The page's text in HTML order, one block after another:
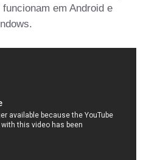
em Android e